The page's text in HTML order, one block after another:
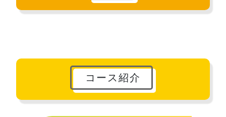
コース紹介